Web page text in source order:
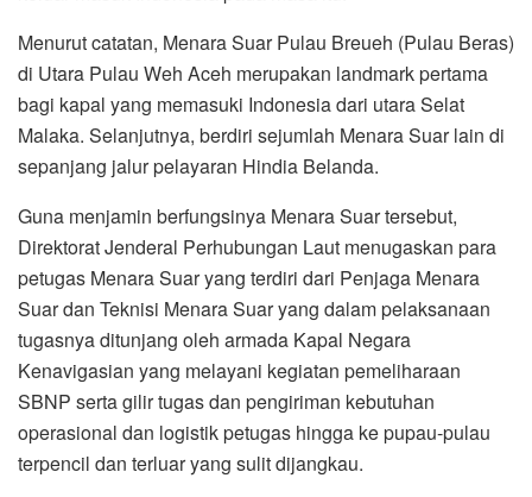
Menurut catatan, Menara Suar Pulau Breueh (Pulau Beras)
di Utara Pulau Weh Aceh merupakan landmark pertama
bagi kapal yang memasuki Indonesia dari utara Selat
Malaka. Selanjutnya, berdiri sejumlah Menara Suar lain di
sepanjang jalur pelayaran Hindia Belanda.
Guna menjamin berfungsinya Menara Suar tersebut,
Direktorat Jenderal Perhubungan Laut menugaskan para
petugas Menara Suar yang terdiri dari Penjaga Menara
Suar dan Teknisi Menara Suar yang dalam pelaksanaan
tugasnya ditunjang oleh armada Kapal Negara
Kenavigasian yang melayani kegiatan pemeliharaan
SBNP serta gilir tugas dan pengiriman kebutuhan
operasional dan logistik petugas hingga ke pupau-pulau
terpencil dan terluar yang sulit dijangkau.